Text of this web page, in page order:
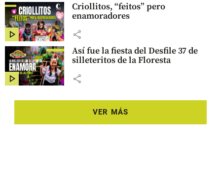
Criollitos, “feitos” pero
enamoradores
share
Así fue la fiesta del Desfile 37 de
silleteritos de la Floresta
share
VER MÁS